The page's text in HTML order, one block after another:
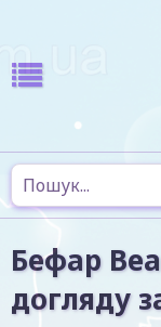
Бефар
догляду